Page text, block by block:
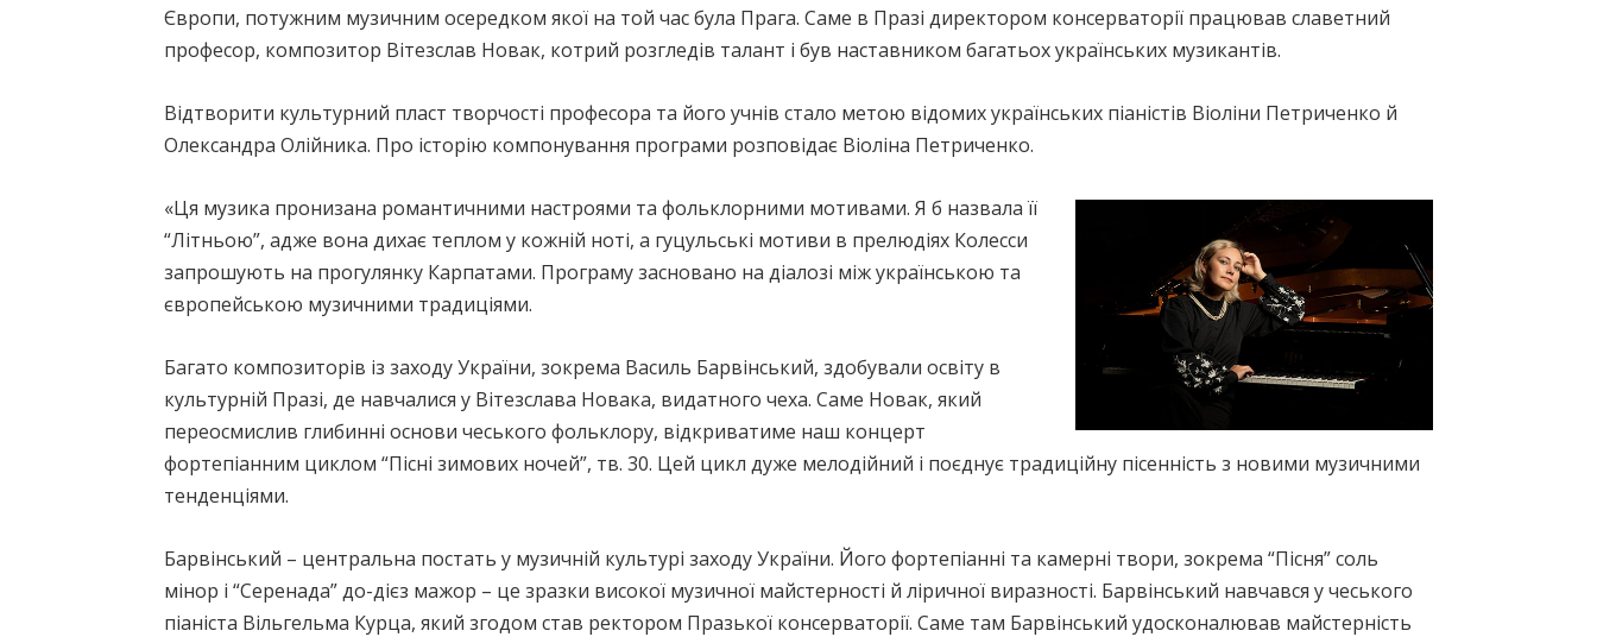
Європи, потужним музичним осередком якої на той час була Прага. Саме в Празі директором консерваторії працював славетний
професор, композитор Вітезслав Новак, котрий розгледів талант і був наставником багатьох українських музикантів.
Відтворити культурний пласт творчості професора та його учнів стало метою відомих українських піаністів Віоліни Петриченко й
Олександра Олійника. Про історію компонування програми розповідає Віоліна Петриченко.
«Ця музика пронизана романтичними настроями та фольклорними мотивами. Я б назвала її
“Літньою”, адже вона дихає теплом у кожній ноті, а гуцульські мотиви в прелюдіях Колесси
запрошують на прогулянку Карпатами. Програму засновано на діалозі між українською та
європейською музичними традиціями.
Багато композиторів із заходу України, зокрема Василь Барвінський, здобували освіту в
культурній Празі, де навчалися у Вітезслава Новака, видатного чеха. Саме Новак, який
переосмислив глибинні основи чеського фольклору, відкриватиме наш концерт
фортепіанним циклом “Пісні зимових ночей”, тв. 30. Цей цикл дуже мелодійний і поєднує традиційну пісенність з новими музичними
тенденціями.
Барвінський – центральна постать у музичній культурі заходу України. Його фортепіанні та камерні твори, зокрема “Пісня” соль
мінор і “Серенада” до-дієз мажор – це зразки високої музичної майстерності й ліричної виразності. Барвінський навчався у чеського
піаніста Вільгельма Курца, який згодом став ректором Празької консерваторії. Саме там Барвінський удосконалював майстерність